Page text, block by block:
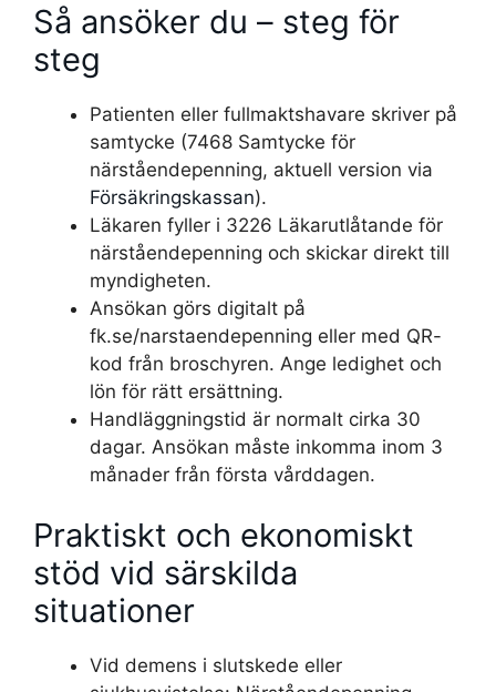
Så ansöker du – steg för
steg
Patienten eller fullmaktshavare skriver på
samtycke (7468 Samtycke för
närståendepenning, aktuell version via
Försäkringskassan).
Läkaren fyller i 3226 Läkarutlåtande för
närståendepenning och skickar direkt till
myndigheten.
Ansökan görs digitalt på
fk.se/narstaendepenning eller med QR-
kod från broschyren. Ange ledighet och
lön för rätt ersättning.
Handläggningstid är normalt cirka 30
dagar. Ansökan måste inkomma inom 3
månader från första vårddagen.
Praktiskt och ekonomiskt
stöd vid särskilda
situationer
Vid demens i slutskede eller